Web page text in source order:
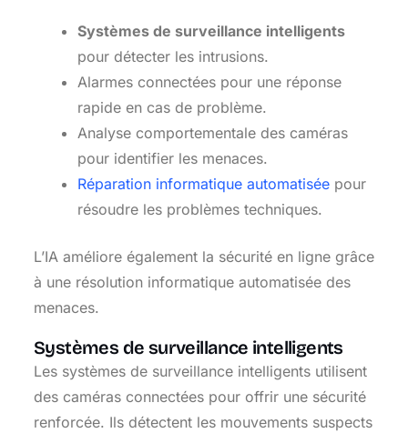
Systèmes de surveillance intelligents
pour détecter les intrusions.
Alarmes connectées pour une réponse
rapide en cas de problème.
Analyse comportementale des caméras
pour identifier les menaces.
Réparation informatique automatisée pour
résoudre les problèmes techniques.
L’IA améliore également la sécurité en ligne grâce
à une résolution informatique automatisée des
menaces.
Systèmes de surveillance intelligents
Les systèmes de surveillance intelligents utilisent
des caméras connectées pour offrir une sécurité
renforcée. Ils détectent les mouvements suspects